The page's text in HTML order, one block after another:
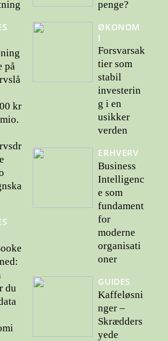
på
kr
du
penge?
ØKONOM
I
Forsvarsak
tier som
stabil
investerin
g i en
usikker
verden
ERHVERV
Business
Intelligenc
e som
fundament
for
moderne
organisati
oner
GUIDES
Kaffeløsni
nger –
Skrædders
yede